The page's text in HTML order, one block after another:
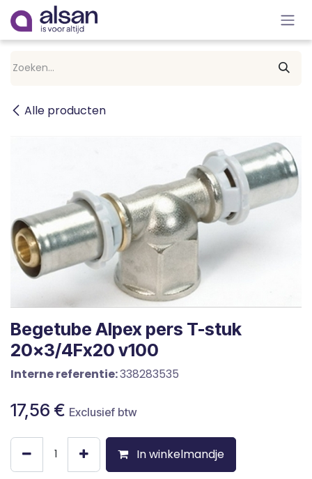
Overslaan naar inhoud
Alle producten
Begetube Alpex pers T-stuk
20x3/4Fx20 v100
Interne referentie:338283535
17,56 € Exclusief btw
In winkelmandje